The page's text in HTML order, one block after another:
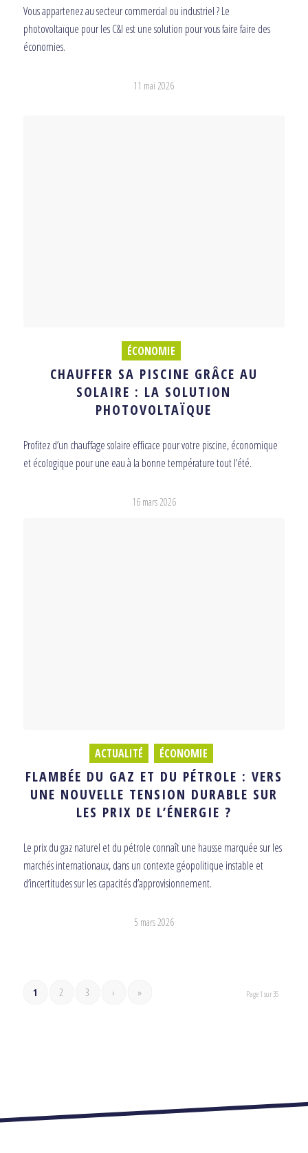
Vous appartenez au secteur commercial ou industriel ? Le
photovoltaïque pour les C&I est une solution pour vous faire faire des
économies.
11 mai 2026
ÉCONOMIE
CHAUFFER SA PISCINE GRÂCE AU
SOLAIRE : LA SOLUTION
PHOTOVOLTAÏQUE
Profitez d’un chauffage solaire efficace pour votre piscine, économique
et écologique pour une eau à la bonne température tout l’été.
16 mars 2026
ACTUALITÉ ÉCONOMIE
FLAMBÉE DU GAZ ET DU PÉTROLE : VERS
UNE NOUVELLE TENSION DURABLE SUR
LES PRIX DE L’ÉNERGIE ?
Le prix du gaz naturel et du pétrole connaît une hausse marquée sur les
marchés internationaux, dans un contexte géopolitique instable et
d’incertitudes sur les capacités d’approvisionnement.
5 mars 2026
Page 1 sur 35
1 2 3 › »